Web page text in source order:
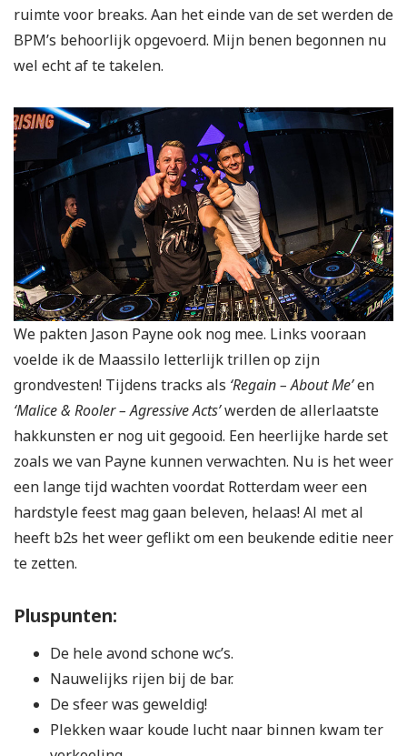
ruimte voor breaks. Aan het einde van de set werden de
BPM’s behoorlijk opgevoerd. Mijn benen begonnen nu
wel echt af te takelen.
We pakten Jason Payne ook nog mee. Links vooraan
voelde ik de Maassilo letterlijk trillen op zijn
grondvesten! Tijdens tracks als ‘Regain – About Me’en
‘Malice & Rooler – Agressive Acts’werden de allerlaatste
hakkunsten er nog uit gegooid. Een heerlijke harde set
zoals we van Payne kunnen verwachten. Nu is het weer
een lange tijd wachten voordat Rotterdam weer een
hardstyle feest mag gaan beleven, helaas! Al met al
heeft b2s het weer geflikt om een beukende editie neer
te zetten.
Pluspunten:
De hele avond schone wc’s.
Nauwelijks rijen bij de bar.
De sfeer was geweldig!
Plekken waar koude lucht naar binnen kwam ter